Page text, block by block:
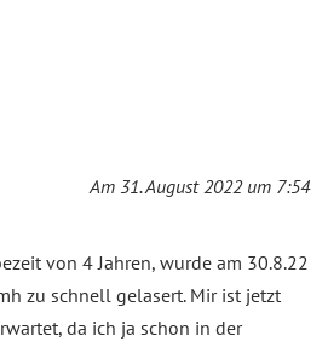
Am 31. August 2022 um 7:54
von 4 Jahren, wurde am 30.8.22
zu schnell gelasert. Mir ist jetzt
da ich ja schon in der